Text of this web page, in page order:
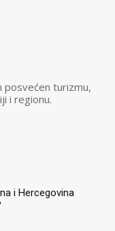
posvećen turizmu,
i regionu.
i Hercegovina